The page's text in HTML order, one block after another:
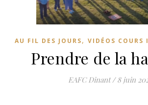
AU FIL DES JOURS, VIDÉOS COURS
Prendre de la
EAFC Dinant / 8 juin